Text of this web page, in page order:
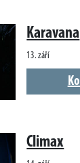
Karavana
13. září
Climax